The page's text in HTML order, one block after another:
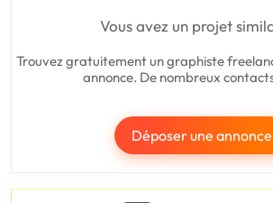
Vous avez un projet
Trouvez gratuitement un graphiste
annonce. De nombreux
Déposer une annonce